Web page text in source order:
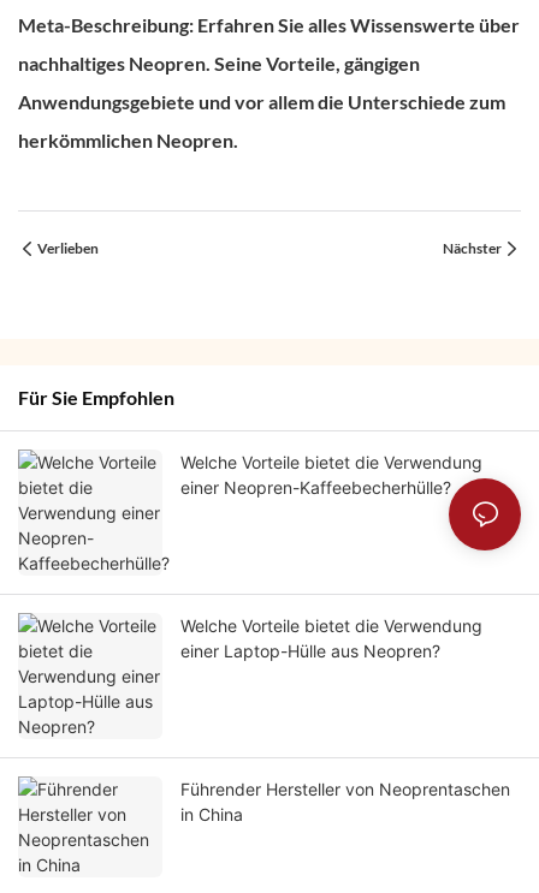
Meta-Beschreibung: Erfahren Sie alles Wissenswerte über
nachhaltiges Neopren. Seine Vorteile, gängigen
Anwendungsgebiete und vor allem die Unterschiede zum
herkömmlichen Neopren.
Verlieben Nächster
Für Sie Empfohlen
Welche Vorteile bietet die Verwendung
einer Neopren-Kaffeebecherhülle?
Welche Vorteile bietet die Verwendung
einer Laptop-Hülle aus Neopren?
Führender Hersteller von Neoprentaschen
in China